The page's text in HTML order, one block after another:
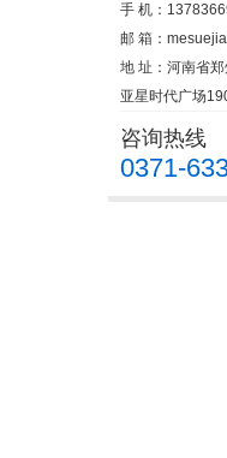
手 机：
邮 箱：
地 址：河南省
亚星时代广场
咨询热线
0371-